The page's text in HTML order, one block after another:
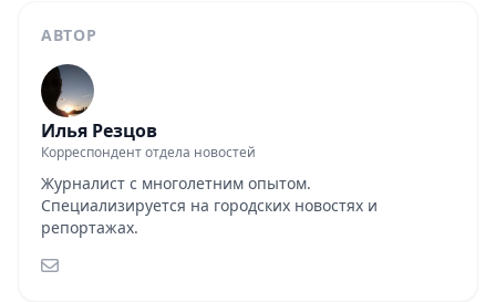
АВТОР
Илья Резцов
Корреспондент отдела новостей
Журналист с многолетним опытом.
Специализируется на городских новостях и
репортажах.